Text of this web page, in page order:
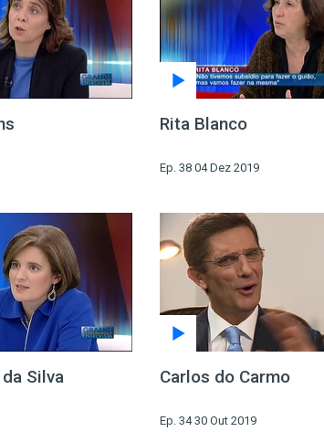
Rita Blanco
Ep. 38 04 Dez 2019
Silva Carlos do Carmo
Ep. 34 30 Out 2019